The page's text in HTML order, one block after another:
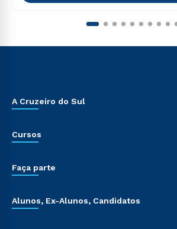
A Cruzeiro do Sul
Cursos
Faça parte
Alunos, Ex-Alunos, Candidatos